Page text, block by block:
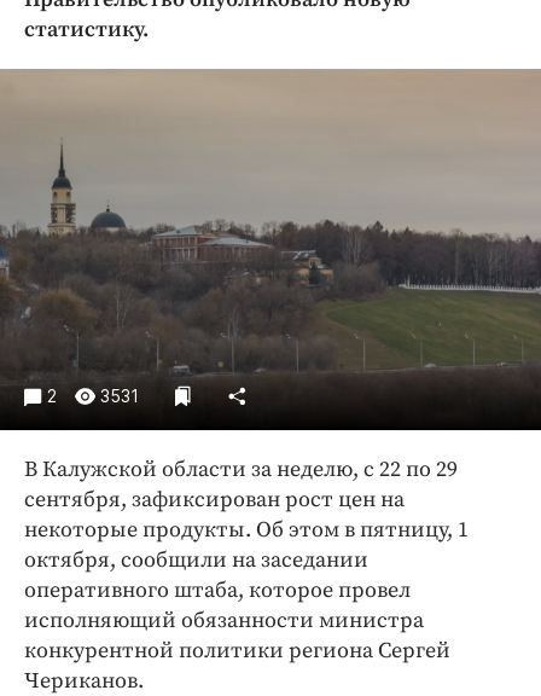
Погода
Праздники
Происшествия
Спорт
Экономика и бизнес
ПРОЕКТЫ
Издания
Медиаперсона
Интересное чтиво
Клиника года
Бренд года
Работодатель года
статистику.
2 3531
В Калужской области за неделю, с 22 по 29
сентября, зафиксирован рост цен на
некоторые продукты. Об этом в пятницу, 1
октября, сообщили на заседании
оперативного штаба, которое провел
исполняющий обязанности министра
конкурентной политики региона Сергей
Чериканов.